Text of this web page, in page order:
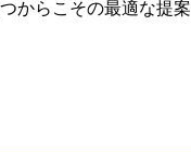
からこその最適な提案